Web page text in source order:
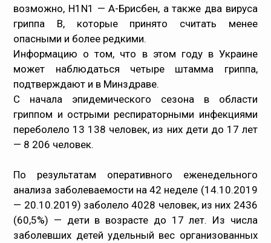
возможно, Н1N1 — А-Брисбен, а также два вируса
гриппа В, которые принято считать менее
опасными и более редкими.
Информацию о том, что в этом году в Украине
может наблюдаться четыре штамма гриппа,
подтверждают и в Минздраве.
С начала эпидемического сезона в области
гриппом и острыми респираторными инфекциями
переболело 13 138 человек, из них дети до 17 лет
— 8 206 человек.
По результатам оперативного еженедельного
анализа заболеваемости на 42 неделе (14.10.2019
— 20.10.2019) заболело 4028 человек, из них 2436
(60,5%) — дети в возрасте до 17 лет. Из числа
заболевших детей удельный вес организованных